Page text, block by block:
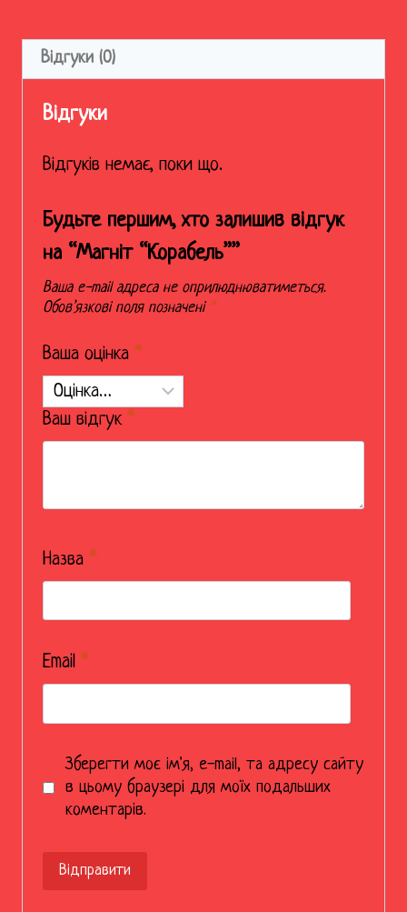
Відгуки (0)
Відгуки
Відгуків немає, поки що.
Будьте першим, хто залишив відгук
на “Магніт “Корабель””
Ваша e-mail адреса не оприлюднюватиметься.
Обов’язкові поля позначені *
Ваша оцінка *
Ваш відгук *
Назва *
Email *
Зберегти моє ім'я, e-mail, та адресу сайту
в цьому браузері для моїх подальших
коментарів.